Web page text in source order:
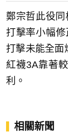
鄭宗哲此役
打擊率小幅修
打擊未能全面
紅襪3A靠著
利。
相關新聞